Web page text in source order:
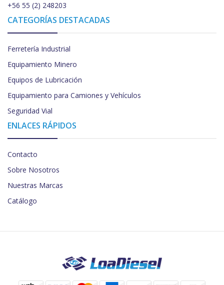
+56 55 (2) 248203
CATEGORÍAS DESTACADAS
Ferretería Industrial
Equipamiento Minero
Equipos de Lubricación
Equipamiento para Camiones y Vehículos
Seguridad Vial
ENLACES RÁPIDOS
Contacto
Sobre Nosotros
Nuestras Marcas
Catálogo